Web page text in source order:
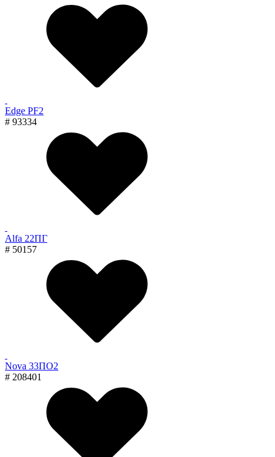
Edge PF2
# 93334
Alfa 22ПГ
# 50157
Nova 33ПО2
# 208401